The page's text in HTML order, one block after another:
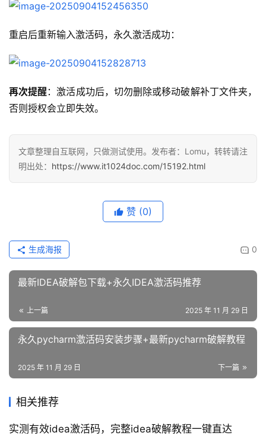
重启后重新输入激活码，永久激活成功：
再次提醒：激活成功后，切勿删除或移动破解补丁文件夹，
否则授权会立即失效。
文章整理自互联网，只做测试使用。发布者：Lomu，转转请注
明出处： https://www.it1024doc.com/15192.html
赞 (0)
0
生成海报
最新IDEA破解包下载+永久IDEA激活码推荐
上一篇 2025 年 11 月 29 日
永久pycharm激活码安装步骤+最新pycharm破解教程
下一篇
2025 年 11 月 29 日
相关推荐
实测有效idea激活码，完整idea破解教程一键直达